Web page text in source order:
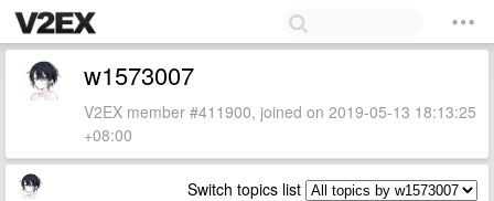
w1573007
V2EX member #411900, joined on 2019-05-13 18:13:25
+08:00
Switch topics list